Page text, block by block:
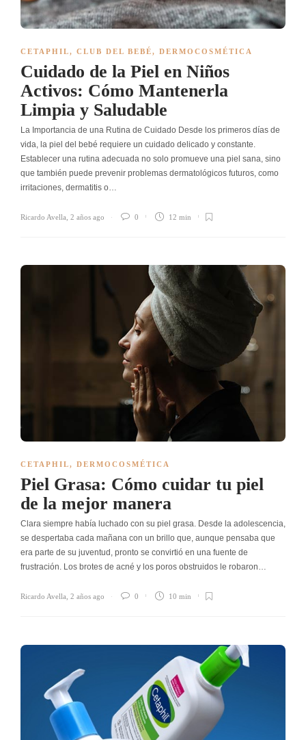
CETAPHIL, CLUB DEL BEBÉ, DERMOCOSMÉTICA
Cuidado de la Piel en Niños
Activos: Cómo Mantenerla
Limpia y Saludable
La Importancia de una Rutina de Cuidado Desde los primeros días de
vida, la piel del bebé requiere un cuidado delicado y constante.
Establecer una rutina adecuada no solo promueve una piel sana, sino
que también puede prevenir problemas dermatológicos futuros, como
irritaciones, dermatitis o…
Ricardo Avella 2 años ago 0 12 min
CETAPHIL, DERMOCOSMÉTICA
Piel Grasa: Cómo cuidar tu piel
de la mejor manera
Clara siempre había luchado con su piel grasa. Desde la adolescencia,
se despertaba cada mañana con un brillo que, aunque pensaba que
era parte de su juventud, pronto se convirtió en una fuente de
frustración. Los brotes de acné y los poros obstruidos le robaron…
Ricardo Avella, 2 años ago 0 10 min